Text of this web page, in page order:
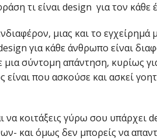
τι είναι design για τον κάθε
μιας και το
για κάθε άνθρωπο είναι
μια σύντομη απάντηση, κυρίως
που ασκούσε και ασκεί
κοιτάξεις γύρω σου υπάρχει
και όμως δεν μπορείς να